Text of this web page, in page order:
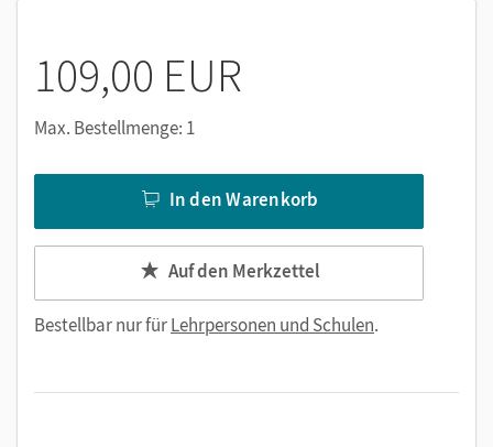
109,00 EUR
Max. Bestellmenge: 1
In den Warenkorb
Auf den Merkzettel
Bestellbar nur fürLehrpersonen und Schulen.